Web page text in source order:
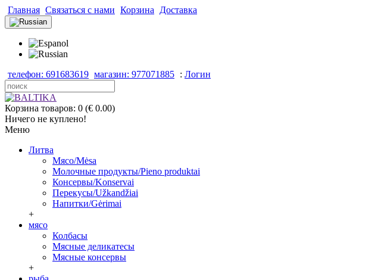
Главная Связаться с нами Корзина Доставка
телефон: 691683619 магазин: 977071885 : Логин
Корзина товаров: 0 (€ 0.00)
Ничего не куплено!
Меню
Литва
Мясо/Mėsa
Молочные продукты/Pieno produktai
Консервы/Konservai
Перекусы/Užkandžiai
Напитки/Gėrimai
+
мясо
Колбасы
Мясные деликатесы
Мясные консервы
+